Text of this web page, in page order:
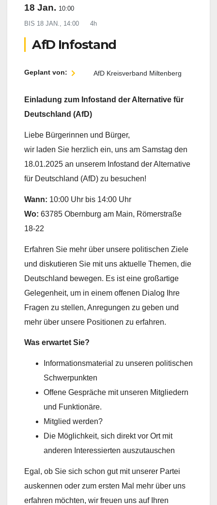
18 Jan. 10:00
BIS 18 JAN., 14:00 4h
AfD Infostand
Geplant von: AfD Kreisverband Miltenberg
Einladung zum Infostand der Alternative für
Deutschland (AfD)
Liebe Bürgerinnen und Bürger,
wir laden Sie herzlich ein, uns am Samstag den
18.01.2025 an unserem Infostand der Alternative
für Deutschland (AfD) zu besuchen!
Wann: 10:00 Uhr bis 14:00 Uhr
Wo: 63785 Obernburg am Main, Römerstraße
18-22
Erfahren Sie mehr über unsere politischen Ziele
und diskutieren Sie mit uns aktuelle Themen, die
Deutschland bewegen. Es ist eine großartige
Gelegenheit, um in einem offenen Dialog Ihre
Fragen zu stellen, Anregungen zu geben und
mehr über unsere Positionen zu erfahren.
Was erwartet Sie?
Informationsmaterial zu unseren politischen
Schwerpunkten
Offene Gespräche mit unseren Mitgliedern
und Funktionäre.
Mitglied werden?
Die Möglichkeit, sich direkt vor Ort mit
anderen Interessierten auszutauschen
Egal, ob Sie sich schon gut mit unserer Partei
auskennen oder zum ersten Mal mehr über uns
erfahren möchten, wir freuen uns auf Ihren